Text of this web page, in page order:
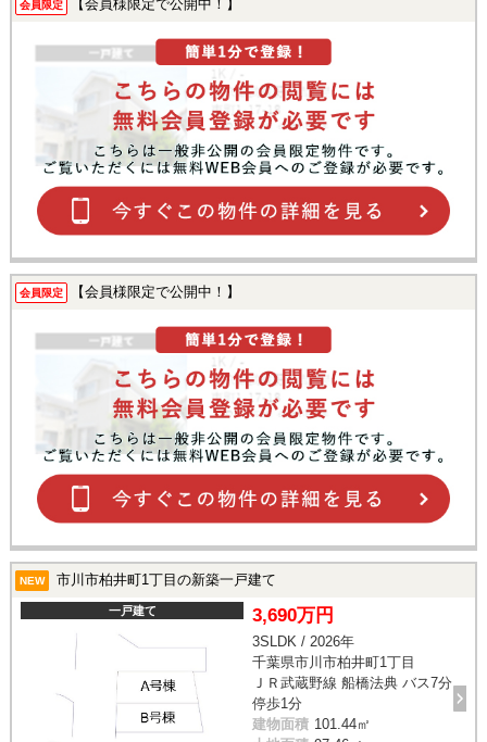
会員限定 【会員様限定で公開中！】
会員限定 【会員様限定で公開中！】
NEW 市川市柏井町1丁目の新築一戸建て
一戸建て 3,690万円
3SLDK / 2026年
千葉県市川市柏井町1丁目
ＪＲ武蔵野線 船橋法典 バス7分
停歩1分
建物面積 101.44㎡